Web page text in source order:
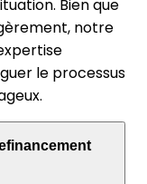
Bien que
notre
le processus